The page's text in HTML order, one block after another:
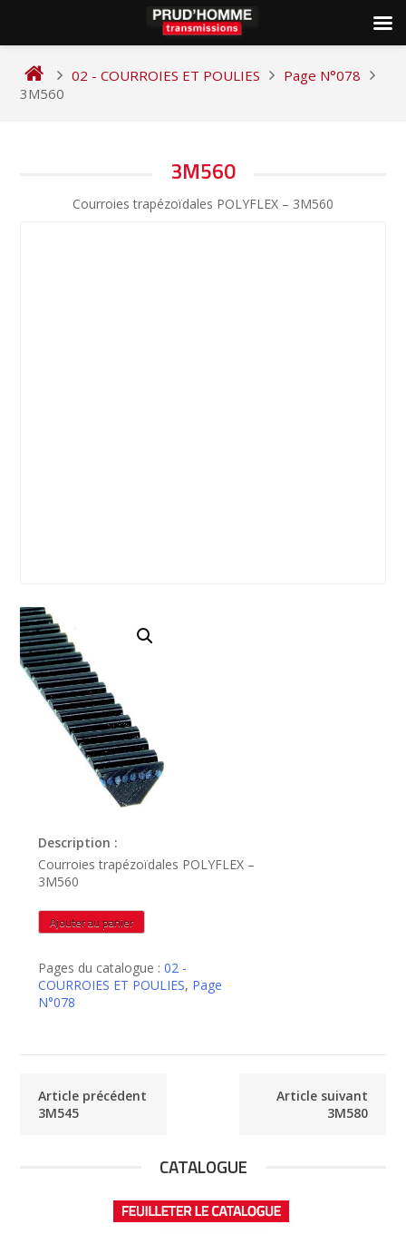
content
02 - COURROIES ET POULIES
Page N°078
3M560
3M560
Courroies trapézoïdales POLYFLEX – 3M560
Description :
Courroies trapézoïdales POLYFLEX –
3M560
quantité
de
Ajouter au panier
Pages du catalogue :02 -
COURROIES ET POULIES, Page
N°078
Article précédent
3M545
Article suivant
3M580
CATALOGUE